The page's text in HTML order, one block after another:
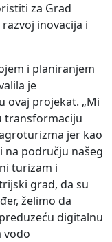
za Grad
inovacija i
i planiranjem
je
ovaj projekat. „Mi
transformaciju
jer kao
na području našeg
turizam i
grad, da su
želimo da
digitalnu
vodo